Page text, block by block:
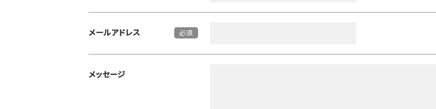
メールアドレス 必須
メッセージ